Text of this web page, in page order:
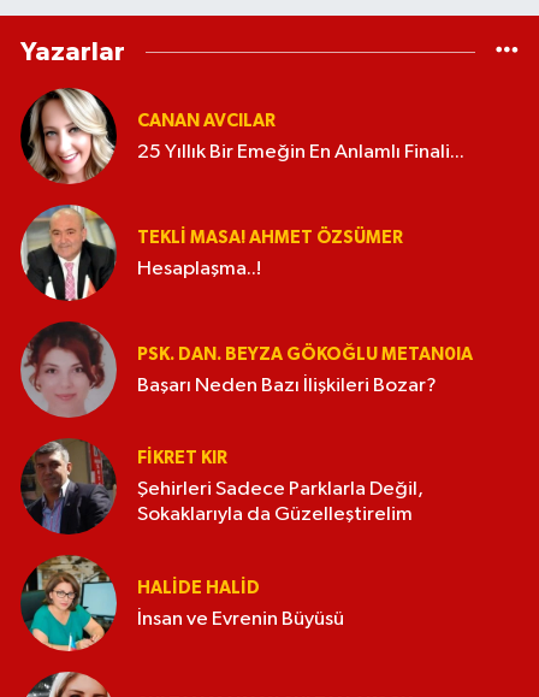
Yazarlar
CANAN AVCILAR
25 Yıllık Bir Emeğin En Anlamlı Finali...
TEKLI MASA! AHMET ÖZSÜMER
Hesaplaşma..!
PSK. DAN. BEYZA GÖKOĞLU METAN0IA
Başarı Neden Bazı İlişkileri Bozar?
FIKRET KIR
Şehirleri Sadece Parklarla Değil,
Sokaklarıyla da Güzelleştirelim
HALIDE HALID
İnsan ve Evrenin Büyüsü